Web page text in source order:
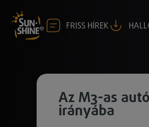
FRISS HÍREK
Az M3-as
irányába